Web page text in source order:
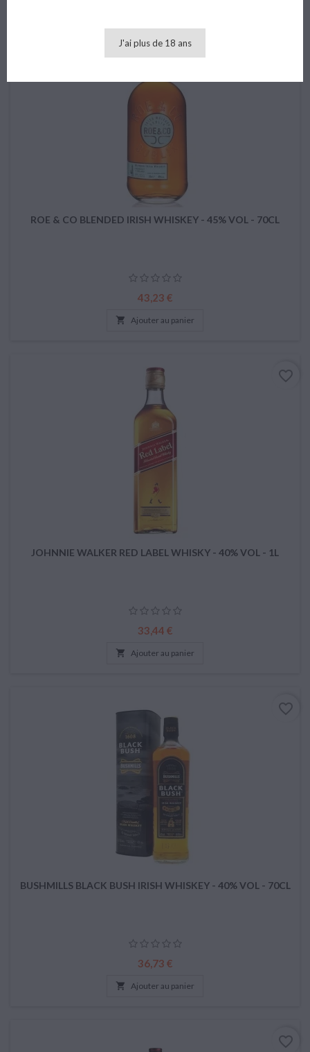
ROE & CO BLENDED IRISH WHISKEY - 45% VOL - 70CL
Prix
43,23 €
 Ajouter au panier
JOHNNIE WALKER RED LABEL WHISKY - 40% VOL - 1L
Prix
33,44 €
 Ajouter au panier
favorite_border
BUSHMILLS BLACK BUSH IRISH WHISKEY - 40% VOL - 70CL
Prix
36,73 €
 Ajouter au panier
favorite_border
favorite_border
J'ai plus de 18 ans